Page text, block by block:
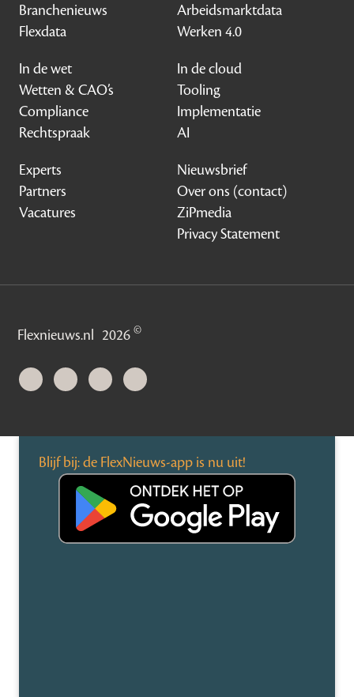
Branchenieuws
Flexdata
Arbeidsmarktdata
Werken 4.0
In de wet
Wetten & CAO’s
Compliance
Rechtspraak
In de cloud
Tooling
Implementatie
AI
Experts
Partners
Vacatures
Nieuwsbrief
Over ons (contact)
ZiPmedia
Privacy Statement
Flexnieuws.nl 2026©
Blijf bij: de FlexNieuws-app is nu uit!